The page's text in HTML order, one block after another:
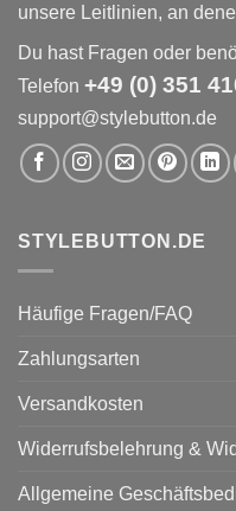
unsere Leitlinien, an
Du hast Fragen oder
Telefon +49 (0) 351
support@stylebutton.de
STYLEBUTTON.DE
Häufige Fragen/FAQ
Zahlungsarten
Versandkosten
Widerrufsbelehrung &
Allgemeine